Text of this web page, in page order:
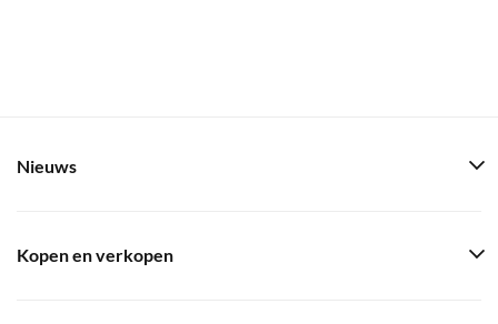
Nieuws
Kopen en verkopen